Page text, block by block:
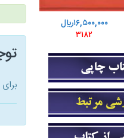
۱۶,۵۰۰,۰۰۰ريال
۳۱۸۲